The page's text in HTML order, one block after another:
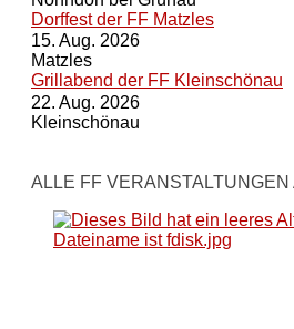
Dorffest der FF Matzles
15. Aug. 2026
Matzles
Grillabend der FF Kleinschönau
22. Aug. 2026
Kleinschönau
ALLE FF VERANSTALTUNGEN